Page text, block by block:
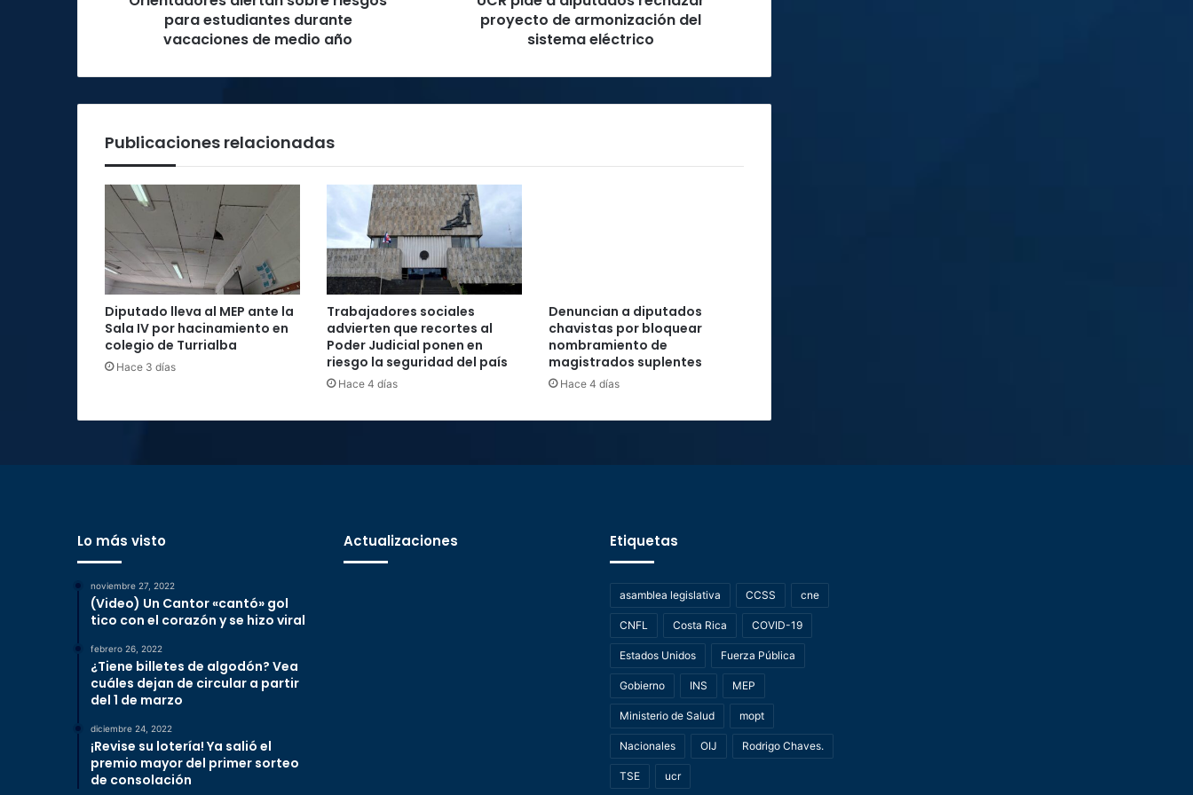
para estudiantes durante
vacaciones de medio año
eléctricoproyecto de armonización del
sistema eléctrico
Publicaciones relacionadas
Diputado lleva al MEP ante la
Sala IV por hacinamiento en
colegio de Turrialba
Hace 3 días
Trabajadores sociales
advierten que recortes al
Poder Judicial ponen en
riesgo la seguridad del país
Hace 4 días
Denuncian a diputados
chavistas por bloquear
nombramiento de
magistrados suplentes
Hace 4 días
Lo más visto
noviembre 27, 2022
(Video) Un Cantor «cantó» gol
tico con el corazón y se hizo viral
febrero 26, 2022
¿Tiene billetes de algodón? Vea
cuáles dejan de circular a partir
del 1 de marzo
diciembre 24, 2022
¡Revise su lotería! Ya salió el
premio mayor del primer sorteo
de consolación
Actualizaciones Etiquetas
asamblea legislativa CCSS cne
CNFL Costa Rica COVID-19
Estados Unidos Fuerza Pública
Gobierno INS MEP
Ministerio de Salud mopt
Nacionales OIJ Rodrigo Chaves.
TSE ucr